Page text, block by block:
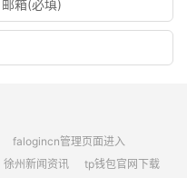
falogincn管理页面进入
徐州新闻资讯
tp钱包官网下载